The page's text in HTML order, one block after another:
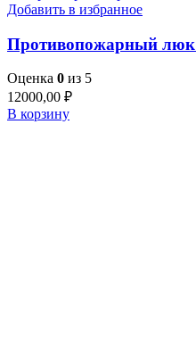
Добавить в избранное
Противопожарный люк
Оценка 0 из 5
12000,00 ₽
В корзину